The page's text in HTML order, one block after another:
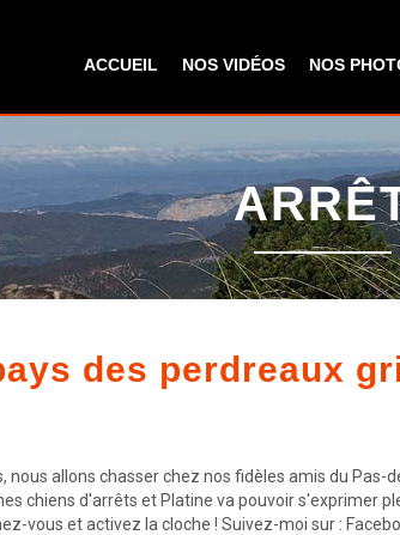
principal
ACCUEIL NOS VIDÉOS NOS
des perdreaux
nous allons chasser chez nos fidèles amis du
chiens d'arrêts et Platine va pouvoir s'exprimer
vous et activez la cloche ! Suivez-moi sur :